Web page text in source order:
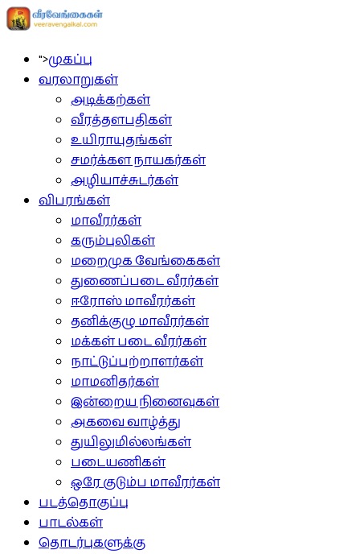
">முகப்பு
வரலாறுகள்
அடிக்கற்கள்
வீரத்தளபதிகள்
உயிராயுதங்கள்
சமர்க்கள நாயகர்கள்
அழியாச்சுடர்கள்
விபரங்கள்
மாவீரர்கள்
கரும்புலிகள்
மறைமுக வேங்கைகள்
துணைப்படை வீரர்கள்
ஈரோஸ் மாவீரர்கள்
தனிக்குழு மாவீரர்கள்
மக்கள் படை வீரர்கள்
நாட்டுப்பற்றாளர்கள்
மாமனிதர்கள்
இன்றைய நினைவுகள்
அகவை வாழ்த்து
துயிலுமில்லங்கள்
படையணிகள்
ஒரே குடும்ப மாவீரர்கள்
படத்தொகுப்பு
பாடல்கள்
தொடர்புகளுக்கு